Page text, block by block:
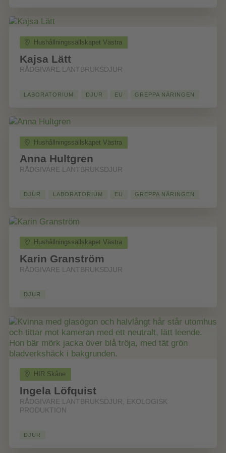
Hushållningssällskapet Västra
Kajsa Lätt
RÅDGIVARE LANTBRUKSDJUR
LABORATORIUM DJUR EU GREPPA NÄRINGEN
Hushållningssällskapet Västra
Anna Hultgren
RÅDGIVARE LANTBRUKSDJUR
DJUR LABORATORIUM EU GREPPA NÄRINGEN
Hushållningssällskapet Västra
Karin Granström
RÅDGIVARE LANTBRUKSDJUR
DJUR
HIR Skåne
Ingela Löfquist
RÅDGIVARE LANTBRUKSDJUR, EKOLOGISK
PRODUKTION
DJUR